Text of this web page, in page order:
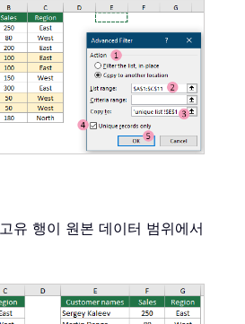
유 행이 원본 데이터 범위에서